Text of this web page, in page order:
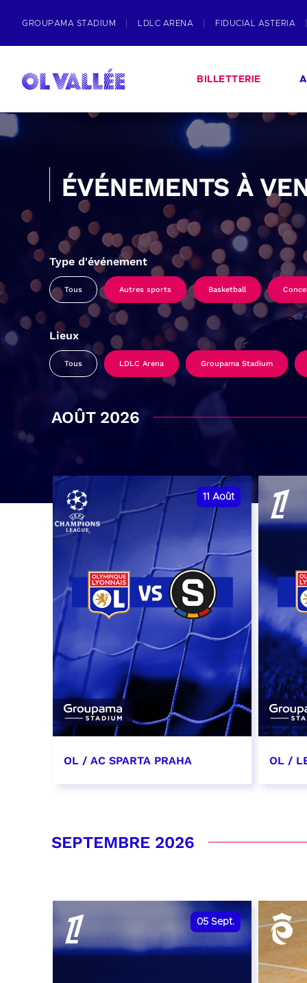
GROUPAMA STADIUM LDLC ARENA FIDUCIAL ASTERIA
BILLETTERIE
ÉVÉNEMENTS À
Type d'événement
Tous Autres sports Basketball
Lieux
Tous LDLC Arena Groupama Stadium
AOÛT 2026
11 Août
OL / AC SPARTA PRAHA OL /
SEPTEMBRE 2026
05 Sept.